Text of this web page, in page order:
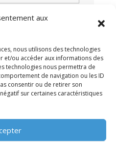
aux
nous utilisons des technologies
et/ou accéder aux informations des
technologies nous permettra de
de navigation ou les ID
consentir ou de retirer son
sur certaines caractéristiques
•POLITIQUE DE
•